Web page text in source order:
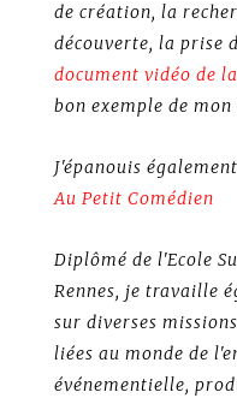
de création, la
découverte, la prise
document vidéo de
bon exemple de
J'épanouis
Au Petit Comédien
Diplômé de l'Ecole
Rennes, je travaille
sur diverses
liées au monde de
événementielle,